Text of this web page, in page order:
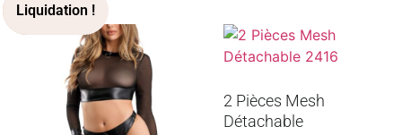
2 Pièces Mesh
Détachable